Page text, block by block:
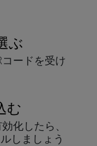
ぶ
ードを受け
む
化したら、
しま しょう